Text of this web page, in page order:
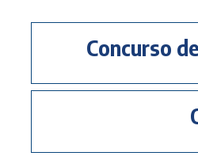
Concurso